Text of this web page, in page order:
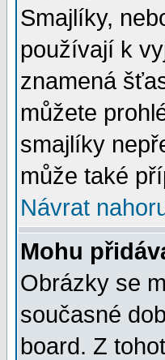
Smajlíky,
používají k
znamená
můžete
smajlíky
může také
Návrat
Mohu
Obrázky se
současné
board. Z